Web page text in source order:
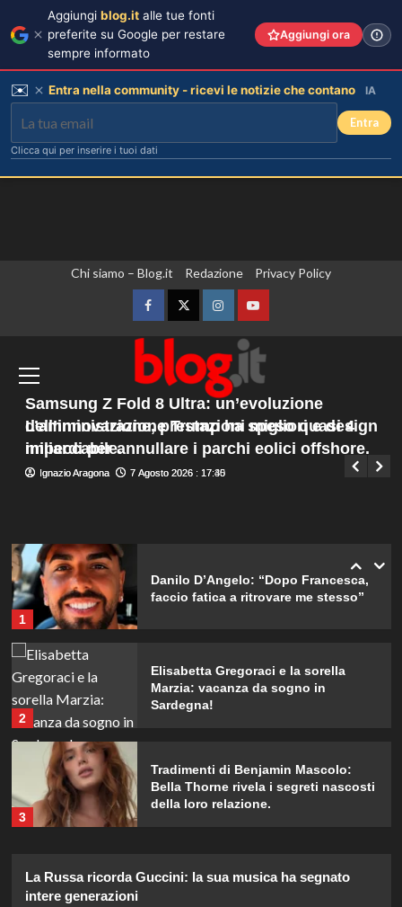
Chi siamo – Blog.it Redazione Privacy Policy
FacebookTwitterInstagramYouTube
Menu
principale
L’Ambasciata d’Italia a Praga apre le
porte per celebrare gli ottant’anni della
Vespa
Giuseppe Recca 7 Agosto 2026 : 19:55
Samsung Z Fold 8 Ultra: un’evoluzione
dell’innovazione, prestazioni migliori e design
impeccabile.
Ignazio Aragona 7 Agosto 2026 : 17:40
L’amministrazione Trump ha speso quasi 4
miliardi per annullare i parchi eolici offshore.
Ignazio Aragona 7 Agosto 2026 : 17:35
Tradimenti di Benjamin Mascolo:
Bella Thorne rivela i segreti nascosti
della loro relazione.
Dove Cameron in Italia: vacanze da
sogno con le amiche prima del
matrimonio con Damiano David.
Lorella Cuccarini compie 61 anni:
1
Danilo D’Angelo: “Dopo Francesca,
faccio fatica a ritrovare me stesso”
2
Elisabetta Gregoraci e la sorella
Marzia: vacanza da sogno in
Sardegna!
3
Tradimenti di Benjamin Mascolo:
Bella Thorne rivela i segreti nascosti
della loro relazione.
sogno con le amiche prima del
La Russa ricorda Guccini: la sua musica ha segnato
intere generazioni
Aggiungi blog.it alle tue fonti
preferite su Google per restare
sempre informato
Aggiungi ora
✉️ Entra nella community - ricevi le notizie che contano IA
Entra
Clicca qui per inserire i tuoi dati